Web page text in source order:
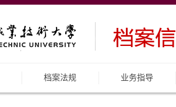
档案法规 业务指导